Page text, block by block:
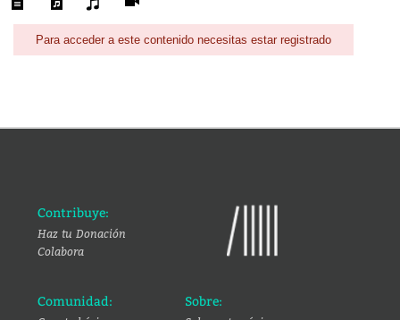
Para acceder a este contenido necesitas estar registrado
Contribuye:
Haz tu Donación
Colabora
Comunidad: Sobre: